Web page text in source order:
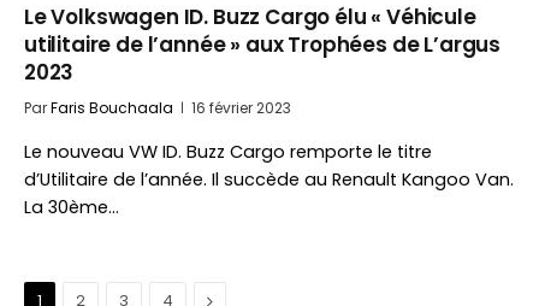
Le Volkswagen ID. Buzz Cargo élu « Véhicule
utilitaire de l’année » aux Trophées de L’argus
2023
ParFaris Bouchaala 16 février 2023
Le nouveau VW ID. Buzz Cargo remporte le titre
d’Utilitaire de l’année. Il succède au Renault Kangoo Van.
La 30ème…
1 2 3 4 Suivant